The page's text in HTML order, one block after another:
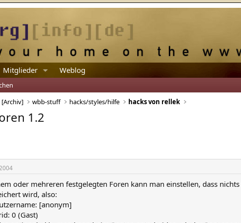
Mitglieder Weblog
wbb-stuff hacks/styles/hilfe hacks von rellek
1.2
oder mehreren festgelegten Foren kann man einstellen, dass
wird, also:
[anonym]
0 (Gast)